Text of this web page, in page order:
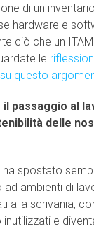
di un
hardware e
ciò che un
le
questo
il passaggio al
delle
spostato
ad ambienti di
alla scrivania,
e